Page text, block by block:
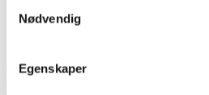
Nødvendig
Egenskaper
Södra Kungsgatan 5A, 4tr
972 35 Luleå